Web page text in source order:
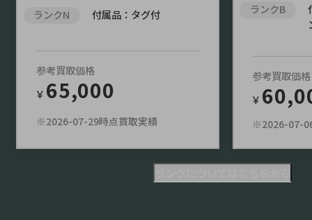
ランクN 付属品：タグ付
参考買取価格
￥ 65,000
※2026-07-29時点買取実績
ランクB
参考買取価格
￥
※2026-07-